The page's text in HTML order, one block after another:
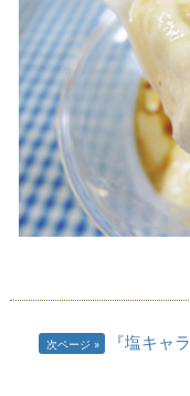
次ページ 『塩キャ